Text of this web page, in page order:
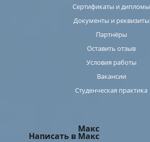
Сертификаты и дипломы
Документы и реквизиты
Партнёры
Оставить отзыв
Условия работы
Вакансии
Студенческая практика
Макс
Написать в Макс